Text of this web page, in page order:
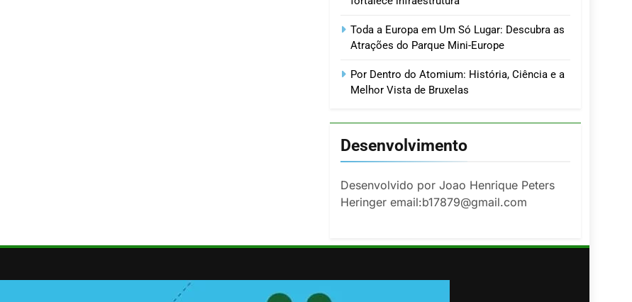
Toda a Europa em Um Só Lugar: Descubra as
Atrações do Parque Mini-Europe
Por Dentro do Atomium: História, Ciência e a
Melhor Vista de Bruxelas
Desenvolvimento
Desenvolvido por Joao Henrique Peters
Heringer email:b17879@gmail.com